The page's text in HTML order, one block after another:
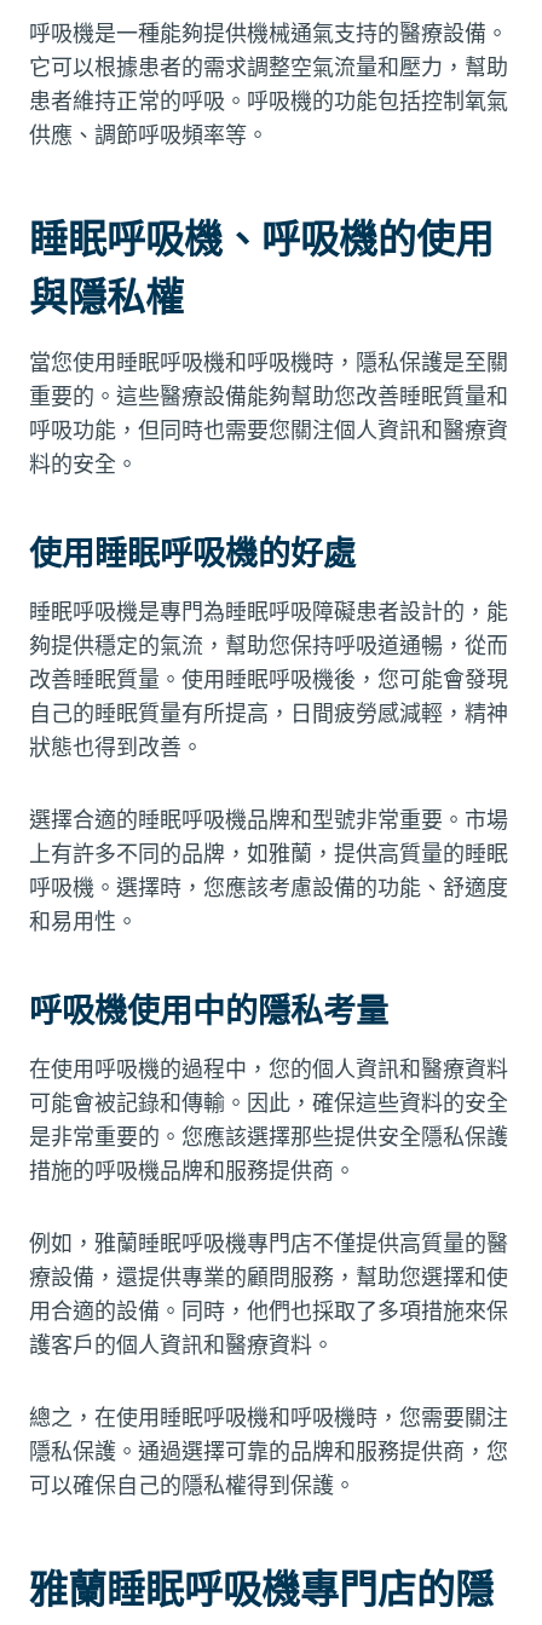
呼吸機是一種能夠提供機械通氣支持的醫療設備。
它可以根據患者的需求調整空氣流量和壓力，幫助
患者維持正常的呼吸。呼吸機的功能包括控制氧氣
供應、調節呼吸頻率等。
睡眠呼吸機、呼吸機的使用
與隱私權
當您使用睡眠呼吸機和呼吸機時，隱私保護是至關
重要的。這些醫療設備能夠幫助您改善睡眠質量和
呼吸功能，但同時也需要您關注個人資訊和醫療資
料的安全。
使用睡眠呼吸機的好處
睡眠呼吸機是專門為睡眠呼吸障礙患者設計的，能
夠提供穩定的氣流，幫助您保持呼吸道通暢，從而
改善睡眠質量。使用睡眠呼吸機後，您可能會發現
自己的睡眠質量有所提高，日間疲勞感減輕，精神
狀態也得到改善。
選擇合適的睡眠呼吸機品牌和型號非常重要。市場
上有許多不同的品牌，如雅蘭，提供高質量的睡眠
呼吸機。選擇時，您應該考慮設備的功能、舒適度
和易用性。
呼吸機使用中的隱私考量
在使用呼吸機的過程中，您的個人資訊和醫療資料
可能會被記錄和傳輸。因此，確保這些資料的安全
是非常重要的。您應該選擇那些提供安全隱私保護
措施的呼吸機品牌和服務提供商。
例如，雅蘭睡眠呼吸機專門店不僅提供高質量的醫
療設備，還提供專業的顧問服務，幫助您選擇和使
用合適的設備。同時，他們也採取了多項措施來保
護客戶的個人資訊和醫療資料。
總之，在使用睡眠呼吸機和呼吸機時，您需要關注
隱私保護。通過選擇可靠的品牌和服務提供商，您
可以確保自己的隱私權得到保護。
雅蘭睡眠呼吸機專門店的隱